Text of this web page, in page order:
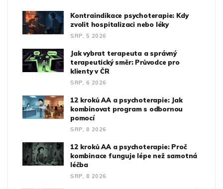
Kontraindikace psychoterapie: Kdy
zvolit hospitalizaci nebo léky
SRP, 5 2026
Jak vybrat terapeuta a správný
terapeutický směr: Průvodce pro
klienty v ČR
SRP, 6 2026
12 kroků AA a psychoterapie: Jak
kombinovat program s odbornou
pomocí
SRP, 8 2026
12 kroků AA a psychoterapie: Proč
kombinace funguje lépe než samotná
léčba
SRP, 8 2026